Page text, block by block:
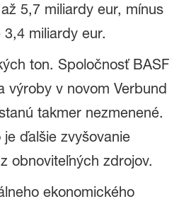
5,7 miliardy eur, mínus
miliardy eur.
ton. Spoločnosť BASF
výroby v novom Verbund
takmer nezmenené.
ďalšie zvyšovanie
obnoviteľných zdrojov.
ekonomického